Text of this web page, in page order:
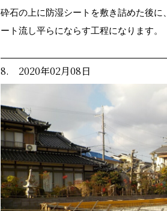
砕石の上に防湿シートを敷き詰めた後に
ート流し平らにならす工程になります。
8. 2020年02月08日